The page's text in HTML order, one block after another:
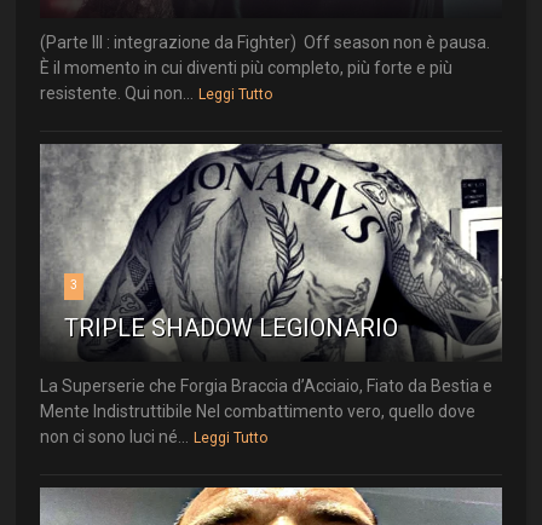
(Parte III : integrazione da Fighter) Off season non è pausa.
È il momento in cui diventi più completo, più forte e più
resistente. Qui non...
Leggi Tutto
3
TRIPLE SHADOW LEGIONARIO
La Superserie che Forgia Braccia d’Acciaio, Fiato da Bestia e
Mente Indistruttibile Nel combattimento vero, quello dove
non ci sono luci né...
Leggi Tutto